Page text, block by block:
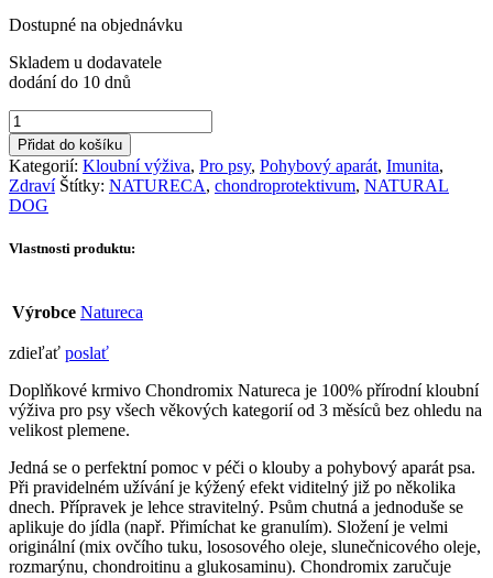
Dostupné na objednávku
Skladem u dodavatele
dodání do 10 dnů
Natureca
Chondromix
Natural
Dog
500ml
množství
Přidat do košíku
Kategorií: Kloubní výživa, Pro psy, Pohybový aparát, Imunita,
Zdraví Štítky: NATURECA, chondroprotektivum, NATURAL
DOG
Vlastnosti produktu:
Výrobce Natureca
zdieľať poslať
Doplňkové krmivo Chondromix Natureca je 100% přírodní kloubní
výživa pro psy všech věkových kategorií od 3 měsíců bez ohledu na
velikost plemene.
Jedná se o perfektní pomoc v péči o klouby a pohybový aparát psa.
Při pravidelném užívání je kýžený efekt viditelný již po několika
dnech. Přípravek je lehce stravitelný. Psům chutná a jednoduše se
aplikuje do jídla (např. Přimíchat ke granulím). Složení je velmi
originální (mix ovčího tuku, lososového oleje, slunečnicového oleje,
rozmarýnu, chondroitinu a glukosaminu). Chondromix zaručuje